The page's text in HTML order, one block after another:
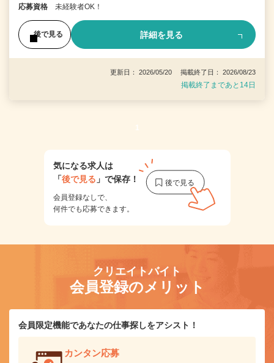
応募資格 未経験者OK！
後で見る 詳細を見る
更新日： 2026/05/20 掲載終了日： 2026/08/23
掲載終了まであと14日
1
気になる求人は
「後で見る 」で保存！
会員登録なしで、
何件でも応募できます。
クリエイトバイト
会員登録のメリット
会員限定機能であなたの仕事探しをアシスト！
カンタン応募